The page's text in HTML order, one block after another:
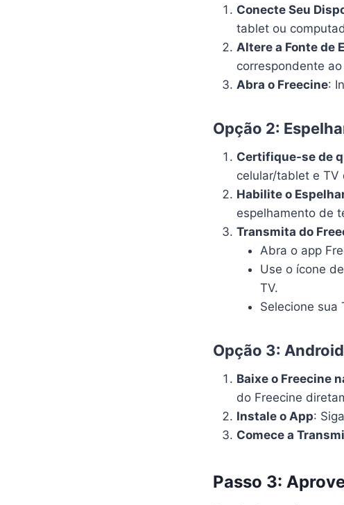
Conecte Seu
tablet ou
Altere a Fonte de
correspondente
Abra o Freecine:
Opção 2:
Certifique-se de
celular/tablet e TV
Habilite o
espelhamento de
Transmita do
Abra o app
Use o ícone
TV.
Selecione sua
Opção 3:
Baixe o Freecine
do Freecine
Instale o App:
Comece a
Passo 3: